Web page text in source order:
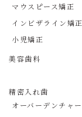
マウスピース矯正
インビザライン矯正
小児矯正
美容歯科
精密入れ歯
オーバーデンチャー